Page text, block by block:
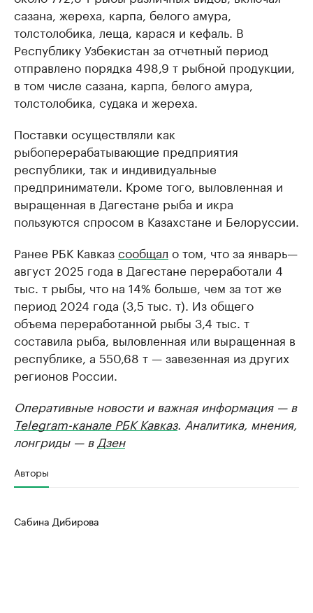
сазана, жереха, карпа, белого амура,
толстолобика, леща, карася и кефаль. В
Республику Узбекистан за отчетный период
отправлено порядка 498,9 т рыбной продукции,
в том числе сазана, карпа, белого амура,
толстолобика, судака и жереха.
Поставки осуществляли как
рыбоперерабатывающие предприятия
республики, так и индивидуальные
предприниматели. Кроме того, выловленная и
выращенная в Дагестане рыба и икра
пользуются спросом в Казахстане и Белоруссии.
Ранее РБК Кавказсообщал о том, что за январь—
август 2025 года в Дагестане переработали 4
тыс. т рыбы, что на 14% больше, чем за тот же
период 2024 года (3,5 тыс. т). Из общего
объема переработанной рыбы 3,4 тыс. т
составила рыба, выловленная или выращенная в
республике, а 550,68 т — завезенная из других
регионов России.
Оперативные новости и важная информация — в
Telegram-канале РБК Кавказ. Аналитика, мнения,
лонгриды — в Дзен
Авторы
Сабина Дибирова